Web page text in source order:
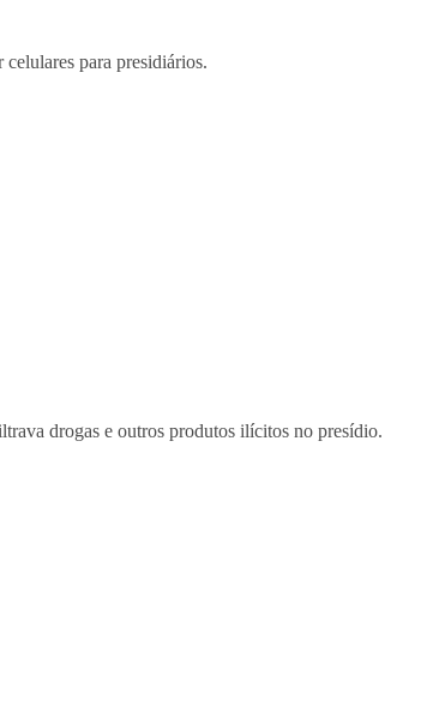
para presidiários.
drogas e outros produtos ilícitos no presídio.